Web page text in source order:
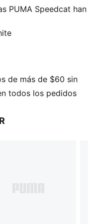
PUMA Speedcat han
pistas y la moda
motorsport,
milisegundos en los
décadas
las
calles de las
mundo.
de más de $60 sin
todos los pedidos